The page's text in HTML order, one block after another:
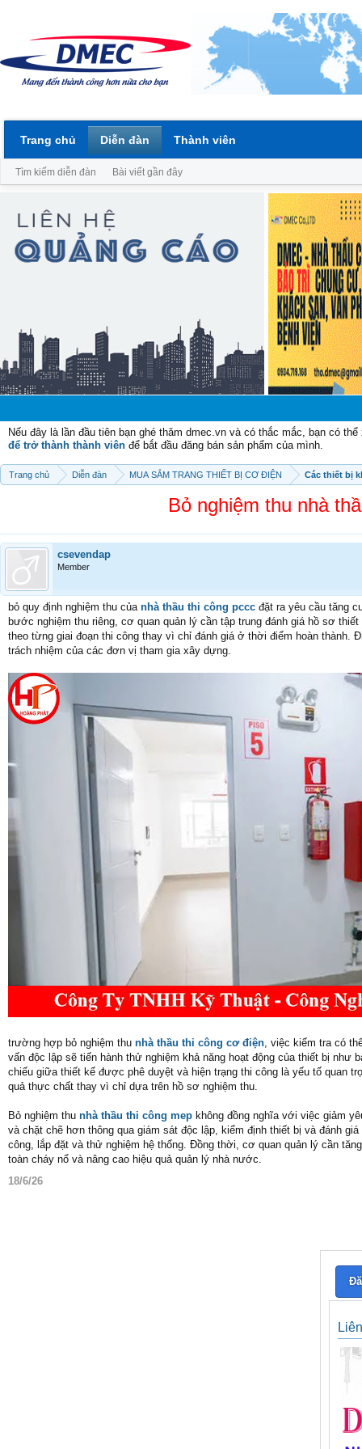
Nếu đây là lần đầu tiên bạn ghé thăm dmec.vn và có thắc mắc, bạn có
để trở thành thành viên để bắt đầu đăng bán sản phẩm của mình.
Trang chủ Diễn đàn MUA SẮM TRANG THIẾT BỊ CƠ ĐIỆN Các thiết bị
Bỏ nghiệm thu nhà
csevendap
Member
bỏ quy định nghiệm thu của nhà thầu thi công pccc đặt ra yêu cầu tăng
bước nghiệm thu riêng, cơ quan quản lý cần tập trung đánh giá hồ sơ
theo từng giai đoạn thi công thay vì chỉ đánh giá ở thời điểm hoàn thành.
trách nhiệm của các đơn vị tham gia xây dựng.
trường hợp bỏ nghiệm thu nhà thầu thi công cơ điện, việc kiểm tra có
vấn độc lập sẽ tiến hành thử nghiệm khả năng hoạt động của thiết bị
chiếu giữa thiết kế được phê duyệt và hiện trạng thi công là yếu tố quan
quả thực chất thay vì chỉ dựa trên hồ sơ nghiệm thu.
Bỏ nghiệm thu nhà thầu thi công mep không đồng nghĩa với việc giảm
và chặt chẽ hơn thông qua giám sát độc lập, kiểm định thiết bị và đánh
công, lắp đặt và thử nghiệm hệ thống. Đồng thời, cơ quan quản lý cần
toàn cháy nổ và nâng cao hiệu quả quản lý nhà nước.
18/6/26
Trang chủ Diễn đàn
Tìm kiếm diễn đàn Bài viết gần đây
Thành viên